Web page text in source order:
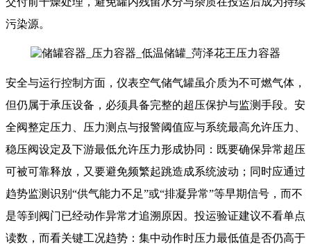
污染源。
安全与运行控制方面，仪表空气储气罐虽介质为不可燃气体，
但仍属于承压设备，必须具备完整的超压保护与监测手段。安
全阀整定压力、压力测点与报警阈值应与系统最高允许压力、
稳压阀设定及下游最低允许压力形成协同：既要确保异常超压
可被可靠释放，又要避免频繁起跳造成系统波动；同时应通过
趋势监测识别“供气能力不足”或“排凝异常”等早期信号，而不
是等到阀门已经动作异常才追溯原因。投运验证建议不看单点
读数，而看关键工况趋势：集中动作时压力最低值是否仍高于